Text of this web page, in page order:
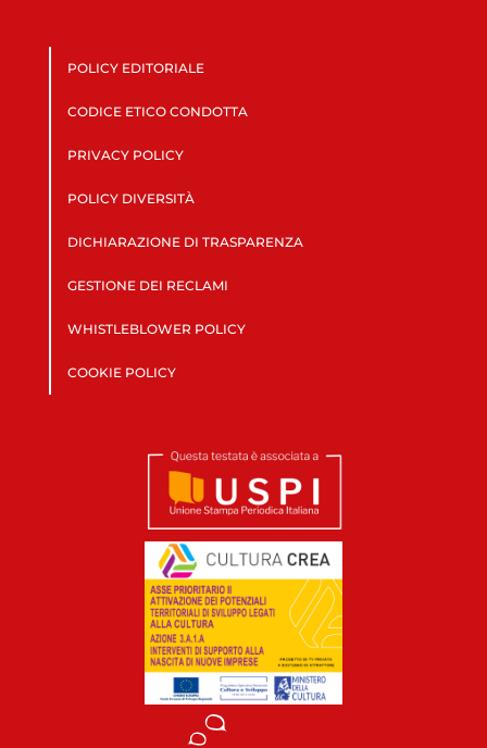
POLICY EDITORIALE
CODICE ETICO CONDOTTA
PRIVACY POLICY
POLICY DIVERSITÀ
DICHIARAZIONE DI TRASPARENZA
GESTIONE DEI RECLAMI
WHISTLEBLOWER POLICY
COOKIE POLICY